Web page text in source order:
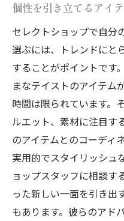
個性を引き立てるアイ
セレクトショップで自分
選ぶには、トレンドにと
することがポイントです
まなテイストのアイテム
時間は限られています。
ルエット、素材に注目す
のアイテムとのコーディ
実用的でスタイリッシュ
ョップスタッフに相談す
った新しい一面を引き出
もあります。彼らのアド